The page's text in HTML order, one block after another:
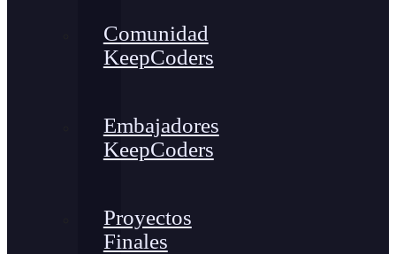
Comunidad
KeepCoders
Embajadores
KeepCoders
Proyectos
Finales